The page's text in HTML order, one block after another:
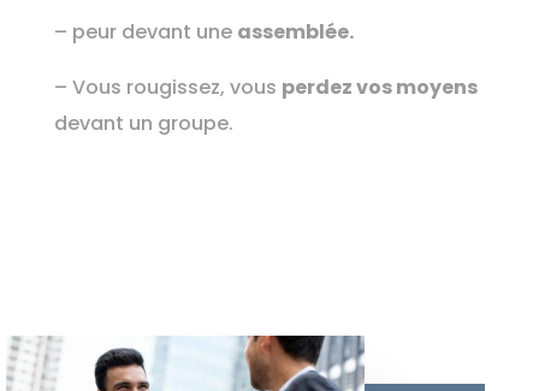
– peur devant une assemblée.
– Vous rougissez, vous perdez vos moyens
devant un groupe.